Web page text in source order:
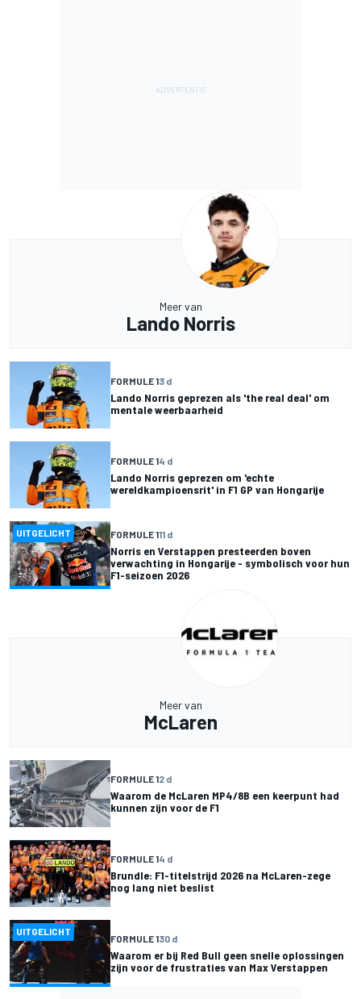
Meer van
Lando Norris
FORMULE 13 d
Lando Norris geprezen als 'the real deal' om
mentale weerbaarheid
FORMULE 14 d
Lando Norris geprezen om 'echte
wereldkampioensrit' in F1 GP van Hongarije
UITGELICHT FORMULE 111 d
Norris en Verstappen presteerden boven
verwachting in Hongarije - symbolisch voor hun
F1-seizoen 2026
Meer van
McLaren
FORMULE 12 d
Waarom de McLaren MP4/8B een keerpunt had
kunnen zijn voor de F1
FORMULE 14 d
Brundle: F1-titelstrijd 2026 na McLaren-zege
nog lang niet beslist
UITGELICHT
FORMULE 130 d
Waarom er bij Red Bull geen snelle oplossingen
zijn voor de frustraties van Max Verstappen